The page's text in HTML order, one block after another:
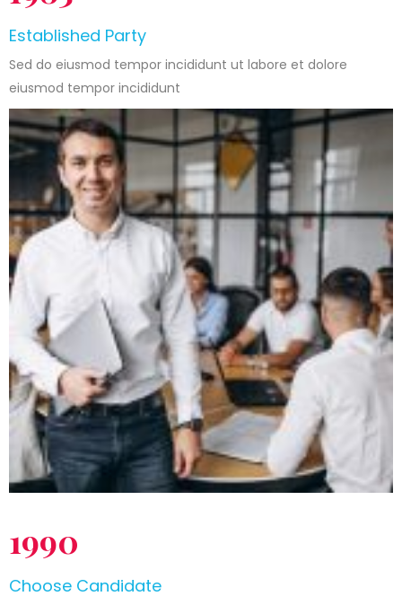
Established Party
Sed do eiusmod tempor incididunt ut labore et dolore
eiusmod tempor incididunt
1990
Choose Candidate